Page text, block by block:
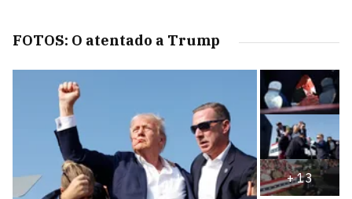
FOTOS: O atentado a Trump
+13